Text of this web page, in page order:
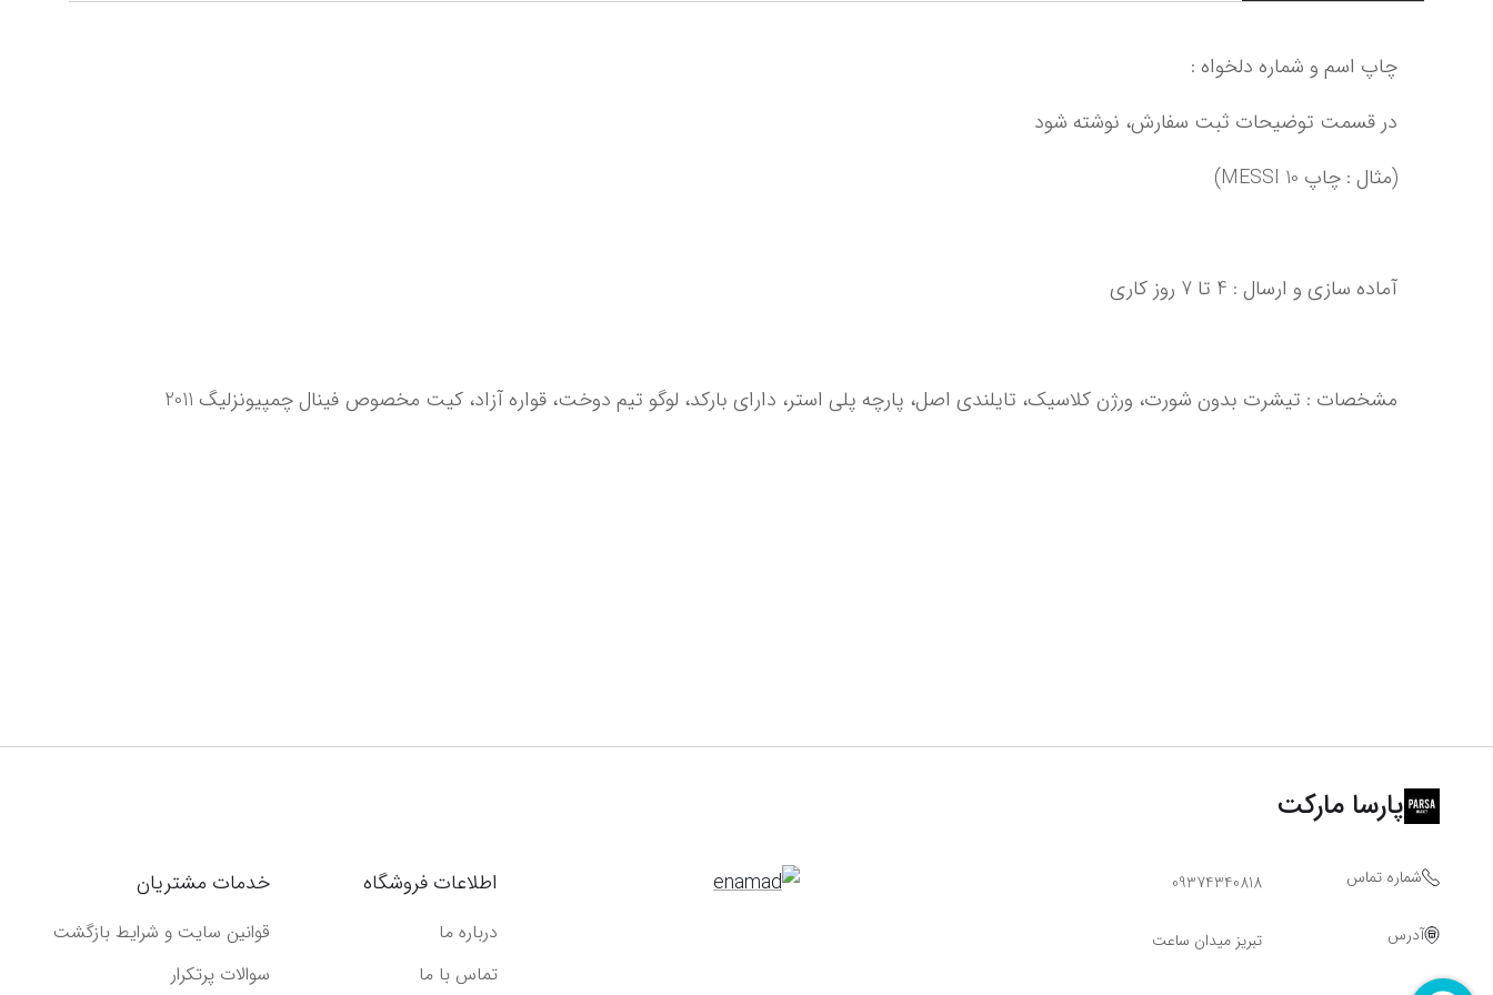
چاپ اسم و شماره دلخواه :
در قسمت توضیحات ثبت سفارش، نوشته شود
(مثال : چاپ MESSI 10)
آماده سازی و ارسال : 4 تا 7 روز کاری‌‌‌‌‌‌
پارسا مارکت
شماره تماس 09374340818
آدرس تبریز میدان ساعت
اطلاعات فروشگاه
درباره ما
تماس با ما
خدمات مشتریان
قوانین سایت و شرایط بازگشت
سوالات پرتکرار